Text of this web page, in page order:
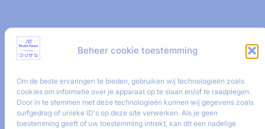
Beheer cookie toestemming
Om de beste ervaringen te bieden, gebruiken wij technologieën zoals
cookies om informatie over je apparaat op te slaan en/of te raadplegen.
Door in te stemmen met deze technologieën kunnen wij gegevens zoals
surfgedrag of unieke ID's op deze site verwerken. Als je geen
toestemming geeft of uw toestemming intrekt, kan dit een nadelige